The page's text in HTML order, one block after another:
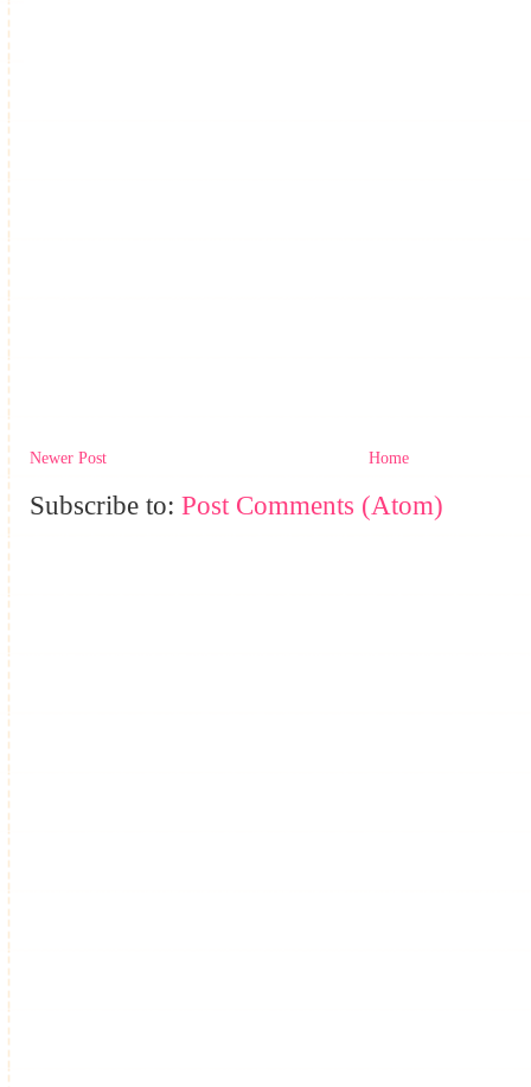
Newer Post Home
Subscribe to: Post Comments (Atom)